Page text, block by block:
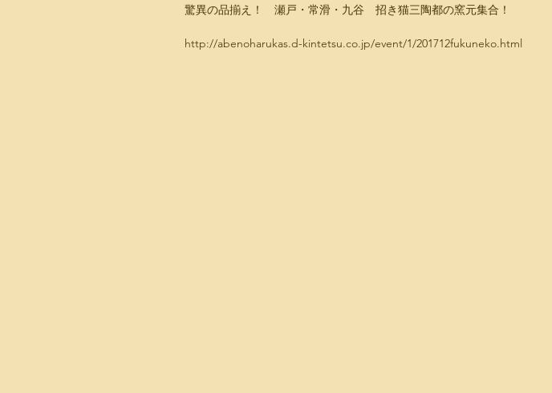
驚異の品揃え！　瀬戸・常滑・九谷　招き猫三陶都の窯元集合！
http://abenoharukas.d-kintetsu.co.jp/event/1/201712fukuneko.html